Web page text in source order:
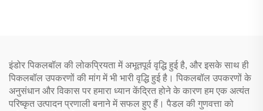
इंडोर पिकलबॉल की लोकप्रियता में अभूतपूर्व वृद्धि हुई है, और इसके साथ ही
पिकलबॉल उपकरणों की मांग में भी भारी वृद्धि हुई है। पिकलबॉल उपकरणों के
अनुसंधान और विकास पर हमारा ध्यान केंद्रित होने के कारण हम एक अत्यंत
परिष्कृत उत्पादन प्रणाली बनाने में सफल हुए हैं। पैडल की गुणवत्ता को